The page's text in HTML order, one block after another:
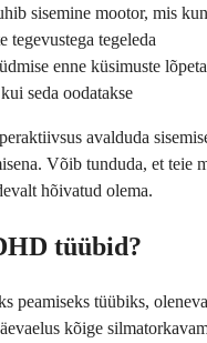
sisemine mootor, mis
tegevustega tegeleda
enne küsimuste
seda oodatakse
avalduda
Võib tunduda, et teie
hõivatud olema.
tüübid?
peamiseks tüübiks,
kõige